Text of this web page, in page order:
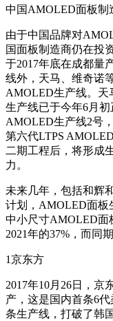
中国AMOLED面板制
由于中国品牌对
国面板制造商仍在投
于2017年底在成都量
线外，天马、维奇诺
AMOLED生产线。天
生产线已于今年6月
AMOLED生产线2号
第六代LTPS
二期工程后，将形成
力。
未来几年，包括和辉
计划，AMOLED面板
中小尺寸AMOLED面
2021年的37%，而同
1京东方
2017年10月26日，京
产，这是国内首条6
条生产线，打破了韩